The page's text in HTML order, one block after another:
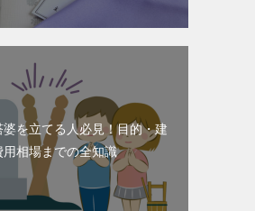
を立てる人必見！目的・建
用相場までの全知識